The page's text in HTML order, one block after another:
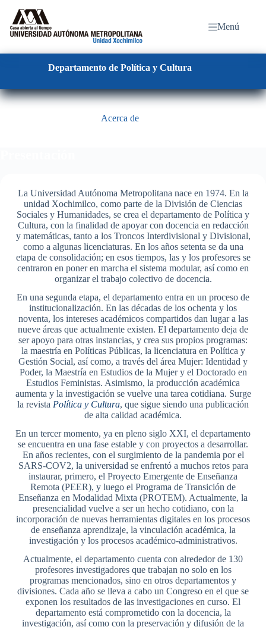
contenido
Menú
Departamento de Política y Cultura
Acerca de
La Universidad Autónoma Metropolitana nace en 1974. En la
unidad Xochimilco, como parte de la División de Ciencias
Sociales y Humanidades, se crea el departamento de Política y
Cultura, con la finalidad de apoyar con docencia en redacción
y matemáticas, tanto a los Troncos Interdivisional y Divisional,
como a algunas licenciaturas. En los años setenta se da una
etapa de consolidación; en esos tiempos, las y los profesores se
centraron en poner en marcha el sistema modular, así como en
organizar el trabajo colectivo de docencia.
En una segunda etapa, el departamento entra en un proceso de
institucionalización. En las décadas de los ochenta y los
noventa, los intereses académicos compartidos dan lugar a las
nueve áreas que actualmente existen. El departamento deja de
ser apoyo para otras instancias, y crea sus propios programas:
la maestría en Políticas Públicas, la licenciatura en Política y
Gestión Social, así como, a través del área Mujer: Identidad y
Poder, la Maestría en Estudios de la Mujer y el Doctorado en
Estudios Feministas. Asimismo, la producción académica
aumenta y la investigación se vuelve una tarea cotidiana. Surge
la revista Política y Cultura, que sigue siendo una publicación
de alta calidad académica.
En un tercer momento, ya en pleno siglo XXI, el departamento
se encuentra en una fase estable y con proyectos a desarrollar.
En años recientes, con el surgimiento de la pandemia por el
SARS-COV2, la universidad se enfrentó a muchos retos para
instaurar, primero, el Proyecto Emergente de Enseñanza
Remota (PEER), y luego el Programa de Transición de
Enseñanza en Modalidad Mixta (PROTEM). Actualmente, la
presencialidad vuelve a ser un hecho cotidiano, con la
incorporación de nuevas herramientas digitales en los procesos
de enseñanza aprendizaje, la vinculación académica, la
investigación y los procesos académico-administrativos.
Actualmente, el departamento cuenta con alrededor de 130
profesores investigadores que trabajan no solo en los
programas mencionados, sino en otros departamentos y
divisiones. Cada año se lleva a cabo un Congreso en el que se
exponen los resultados de las investigaciones en curso. El
departamento está comprometido con la docencia, la
investigación, así como con la preservación y difusión de la